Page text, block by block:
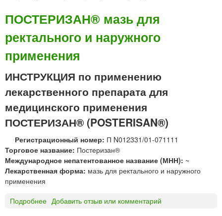
ПОСТЕРИЗАН® мазь для
ректального и наружного
применения
ИНСТРУКЦИЯ по применению
лекарственного препарата для
медицинского применения
ПОСТЕРИЗАН® (POSTERISAN®)
Регистрационный номер: П N012331/01-071111
Торговое название: Постеризан®
Международное непатентованное название (МНН): ~
Лекарственная форма: мазь для ректального и наружного
применения
Подробнее Добавить отзыв или комментарий